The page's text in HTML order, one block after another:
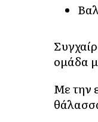
ομάδα
Με την